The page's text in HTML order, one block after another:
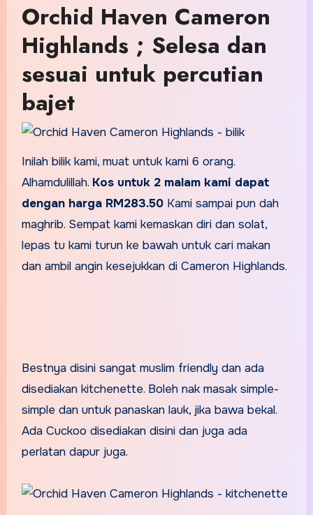
Orchid Haven Cameron
Highlands ; Selesa dan
sesuai untuk percutian
bajet
Inilah bilik kami, muat untuk kami 6 orang.
Alhamdulillah. Kos untuk 2 malam kami dapat
dengan harga RM283.50 Kami sampai pun dah
maghrib. Sempat kami kemaskan diri dan solat,
lepas tu kami turun ke bawah untuk cari makan
dan ambil angin kesejukkan di Cameron Highlands.
Bestnya disini sangat muslim friendly dan ada
disediakan kitchenette. Boleh nak masak simple-
simple dan untuk panaskan lauk, jika bawa bekal.
Ada Cuckoo disediakan disini dan juga ada
perlatan dapur juga.